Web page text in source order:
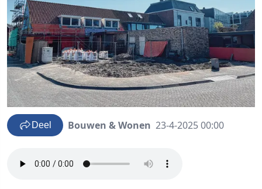
Deel Bouwen & Wonen 23-4-2025 00:00